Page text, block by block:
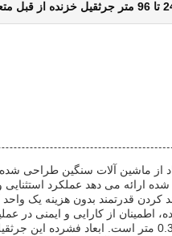
از ماشین آلات سنگین طراحی
ارائه می دهد عملکرد
از کارایی و ایمنی در
طول این جرثقیل 17.5 متر، عرض 3 متر و ارتفاع 0.325